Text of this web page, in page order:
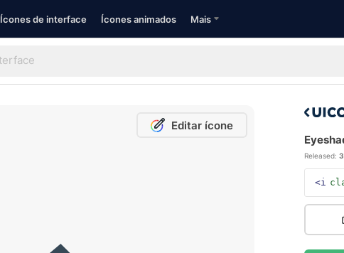
Ícones de interface Ícones animados Mais
Editar ícone
Released:
<i